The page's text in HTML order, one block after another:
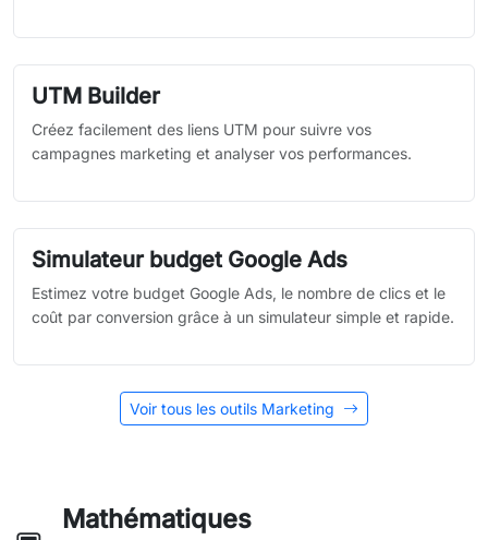
UTM Builder
Créez facilement des liens UTM pour suivre vos
campagnes marketing et analyser vos performances.
Simulateur budget Google Ads
Estimez votre budget Google Ads, le nombre de clics et le
coût par conversion grâce à un simulateur simple et rapide.
Voir tous les outils Marketing
Mathématiques